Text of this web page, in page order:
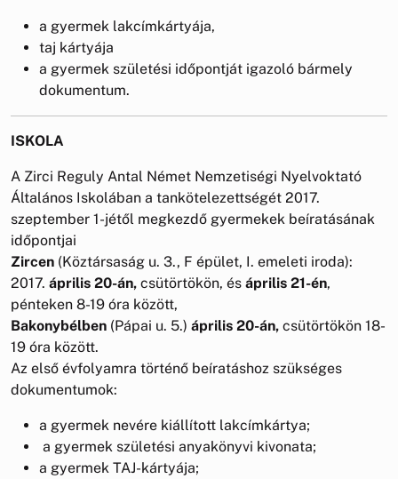
a gyermek lakcímkártyája,
taj kártyája
a gyermek születési időpontját igazoló bármely
dokumentum.
ISKOLA
A Zirci Reguly Antal Német Nemzetiségi Nyelvoktató
Általános Iskolában a tankötelezettségét 2017.
szeptember 1-jétől megkezdő gyermekek beíratásának
időpontjai
Zircen (Köztársaság u. 3., F épület, I. emeleti iroda):
2017. április 20-án, csütörtökön, és április 21-én,
pénteken 8-19 óra között,
Bakonybélben (Pápai u. 5.) április 20-án, csütörtökön 18-
19 óra között.
Az első évfolyamra történő beíratáshoz szükséges
dokumentumok:
a gyermek nevére kiállított lakcímkártya;
a gyermek születési anyakönyvi kivonata;
a gyermek TAJ-kártyája;